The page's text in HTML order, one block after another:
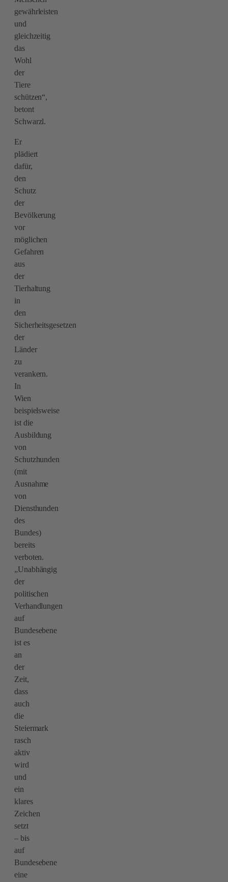
gewährleisten
und
gleichzeitig
das
Wohl
der
Tiere
schützen“,
betont
Schwarzl.
Er
plädiert
dafür,
den
Schutz
der
Bevölkerung
vor
möglichen
Gefahren
aus
der
Tierhaltung
in
den
Sicherheitsgesetzen
der
Länder
zu
verankern.
In
Wien
beispielsweise
ist die
Ausbildung
von
Schutzhunden
(mit
Ausnahme
von
Diensthunden
des
Bundes)
bereits
verboten.
„Unabhängig
der
politischen
Verhandlungen
auf
Bundesebene
ist es
an
der
Zeit,
dass
auch
die
Steiermark
rasch
aktiv
wird
und
ein
klares
Zeichen
setzt
– bis
auf
Bundesebene
eine